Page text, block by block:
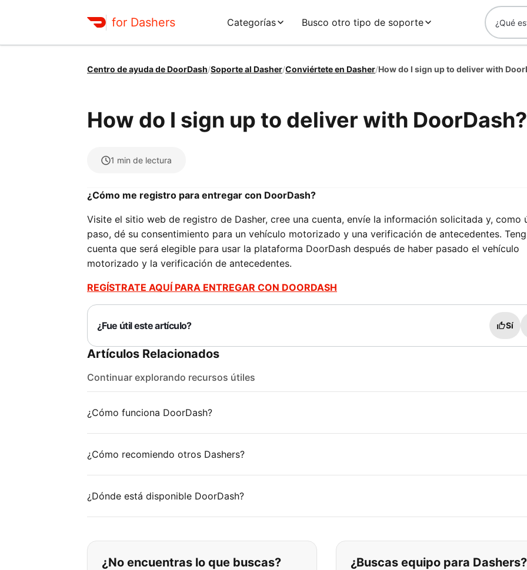
for Dashers Categorías Busco otro tipo de soporte
Centro de ayuda de DoorDash/Soporte al Dasher/Conviértete en Dasher/How do I sign up to deliver with
How do I sign up to deliver with DoorDash?
1 min de lectura
¿Cómo me registro para entregar con DoorDash?
Visite el sitio web de registro de Dasher, cree una cuenta, envíe la información solicitada y, como
paso, dé su consentimiento para un vehículo motorizado y una verificación de antecedentes.
cuenta que será elegible para usar la plataforma DoorDash después de haber pasado el vehículo
motorizado y la verificación de antecedentes.
REGÍSTRATE AQUÍ PARA ENTREGAR CON DOORDASH
¿Fue útil este artículo? Sí
Artículos Relacionados
Continuar explorando recursos útiles
¿Cómo funciona DoorDash?
¿Cómo recomiendo otros Dashers?
¿Dónde está disponible DoorDash?
Si no puede encontrar lo que está buscando:
¿No encuentras lo que buscas? ¿Buscas equipo para Dashers?